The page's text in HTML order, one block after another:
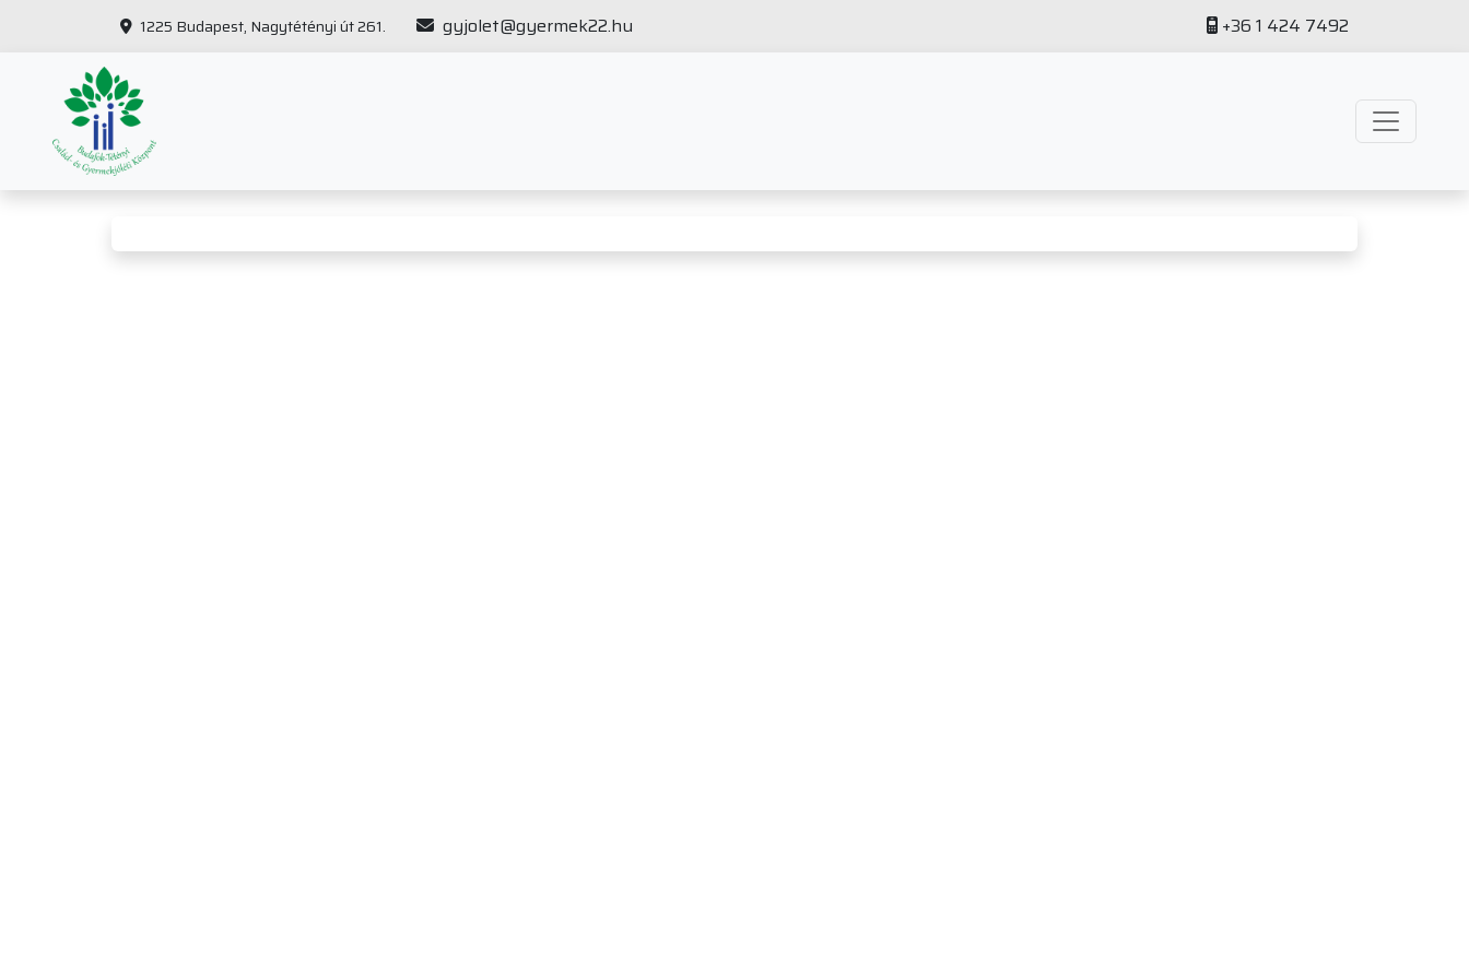
1225 Budapest, Nagytétényi út 261. gyjolet@gyermek22.hu +36 1 424 7492